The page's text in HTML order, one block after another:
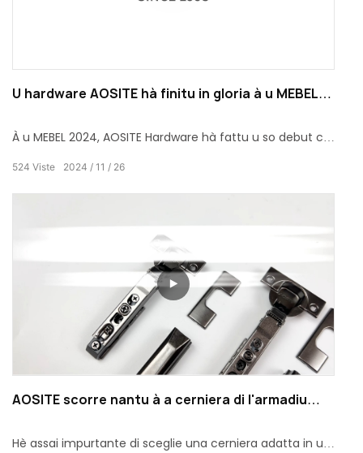
U hardware AOSITE hà finitu in gloria à u MEBEL
À u MEBEL 2024, AOSITE Hardware hà fattu u so debut cù
2024 11 26
524 Viste
AOSITE scorre nantu à a cerniera di l'armadiu
Hè assai impurtante di sceglie una cerniera adatta in u